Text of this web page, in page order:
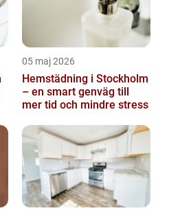
05 maj 2026
Hemstädning i Stockholm
– en smart genväg till
mer tid och mindre stress